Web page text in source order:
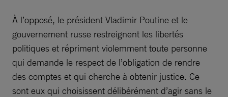
À l’opposé, le président Vladimir Poutine et le
gouvernement russe restreignent les libertés
politiques et répriment violemment toute personne
qui demande le respect de l’obligation de rendre
des comptes et qui cherche à obtenir justice. Ce
sont eux qui choisissent délibérément d’agir sans le